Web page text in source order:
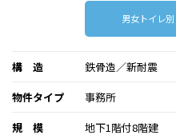
男女トイレ別
構 造
鉄骨造／新耐震
物件タイプ
事務所
規 模
地下1階付8階建